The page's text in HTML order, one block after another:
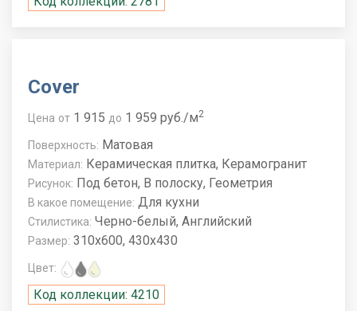
Cover
Цена от 1 915 до 1 959 руб./м2
Поверхность: Матовая
Материал: Керамическая плитка, Керамогранит
Рисунок: Под бетон, В полоску, Геометрия
В какое помещение: Для кухни
Стилистика: Черно-белый, Английский
Размер: 310x600, 430x430
Цвет:
Код коллекции: 4210